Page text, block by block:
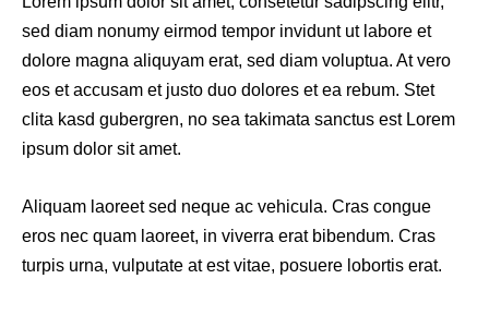
sed diam nonumy eirmod tempor invidunt ut labore et
dolore magna aliquyam erat, sed diam voluptua. At vero
eos et accusam et justo duo dolores et ea rebum. Stet
clita kasd gubergren, no sea takimata sanctus est Lorem
ipsum dolor sit amet.
Aliquam laoreet sed neque ac vehicula. Cras congue
eros nec quam laoreet, in viverra erat bibendum. Cras
turpis urna, vulputate at est vitae, posuere lobortis erat.